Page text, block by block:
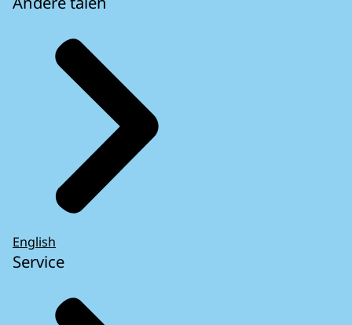
English
Service